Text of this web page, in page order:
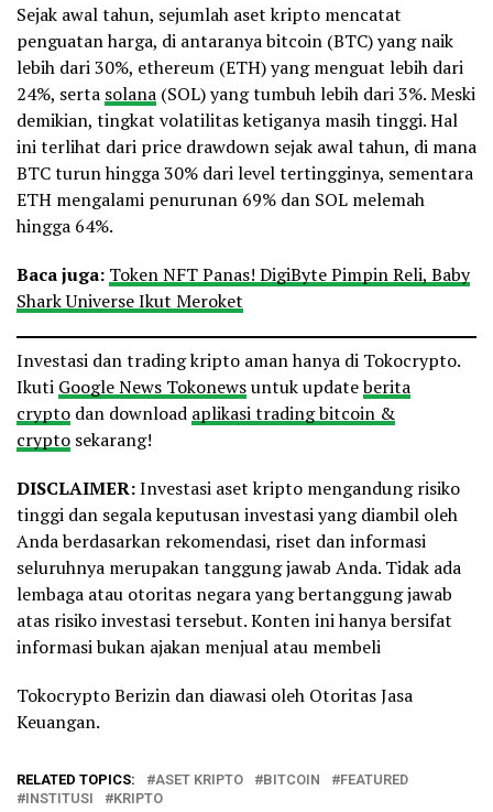
Sejak awal tahun, sejumlah aset kripto mencatat
penguatan harga, di antaranya bitcoin (BTC) yang naik
lebih dari 30%, ethereum (ETH) yang menguat lebih dari
24%, serta solana (SOL) yang tumbuh lebih dari 3%. Meski
demikian, tingkat volatilitas ketiganya masih tinggi. Hal
ini terlihat dari price drawdown sejak awal tahun, di mana
BTC turun hingga 30% dari level tertingginya, sementara
ETH mengalami penurunan 69% dan SOL melemah
hingga 64%.
Baca juga: Token NFT Panas! DigiByte Pimpin Reli, Baby
Shark Universe Ikut Meroket
Investasi dan trading kripto aman hanya di Tokocrypto.
Ikuti Google News Tokonewsuntuk updateberita
crypto dan download aplikasi trading bitcoin &
crypto sekarang!
DISCLAIMER:Investasi aset kripto mengandung risiko
tinggi dan segala keputusan investasi yang diambil oleh
Anda berdasarkan rekomendasi, riset dan informasi
seluruhnya merupakan tanggung jawab Anda. Tidak ada
lembaga atau otoritas negara yang bertanggung jawab
atas risiko investasi tersebut. Konten ini hanya bersifat
informasi bukan ajakan menjual atau membeli
Tokocrypto Berizin dan diawasi oleh Otoritas Jasa
Keuangan.
RELATED TOPICS: ASET KRIPTO BITCOIN
FEATURED
INSTITUSI
KRIPTO